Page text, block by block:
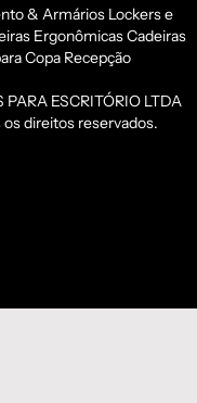
& Armários Lockers e
ErgonômicasCadeiras
Copa Recepção
ESCRITÓRIO LTDA
direitos reservados.